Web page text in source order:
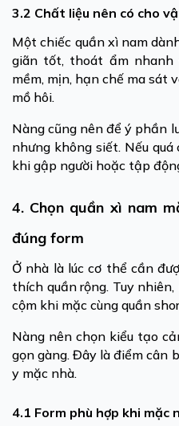
3.2 Chất liệu nên có cho
Một chiếc quần xì nam
giãn tốt, thoát ẩm nhanh
mềm, mịn, hạn chế ma sát
mồ hôi.
Nàng cũng nên để ý phần
nhưng không siết. Nếu
khi gập người hoặc tập
4. Chọn quần xì nam
đúng form
Ở nhà là lúc cơ thể cần
thích quần rộng. Tuy nhiên,
cộm khi mặc cùng quần
Nàng nên chọn kiểu tạo
gọn gàng. Đây là điểm cân
y mặc nhà.
4.1 Form phù hợp khi mặc